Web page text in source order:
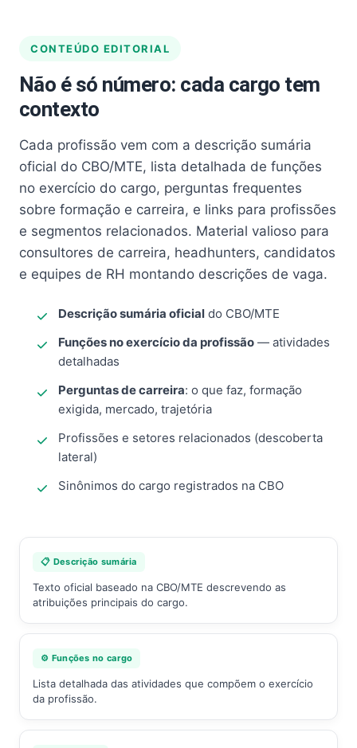
CONTEÚDO EDITORIAL
Não é só número: cada cargo tem
contexto
Cada profissão vem com a descrição sumária
oficial do CBO/MTE, lista detalhada de funções
no exercício do cargo, perguntas frequentes
sobre formação e carreira, e links para profissões
e segmentos relacionados. Material valioso para
consultores de carreira, headhunters, candidatos
e equipes de RH montando descrições de vaga.
Descrição sumária oficial do CBO/MTE
Funções no exercício da profissão — atividades
detalhadas
Perguntas de carreira: o que faz, formação
exigida, mercado, trajetória
Profissões e setores relacionados (descoberta
lateral)
Sinônimos do cargo registrados na CBO
📋 Descrição sumária
Texto oficial baseado na CBO/MTE descrevendo as
atribuições principais do cargo.
⚙️ Funções no cargo
Lista detalhada das atividades que compõem o exercício
da profissão.